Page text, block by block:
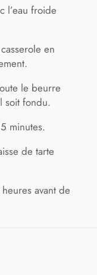
l’eau froide
en
le beurre
soit fondu.
minutes.
de tarte
avant de